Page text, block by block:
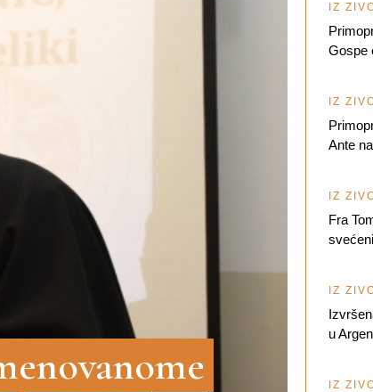
IZ
Gospe
IZ
Ante
IZ
Fra
IZ
u
IZ